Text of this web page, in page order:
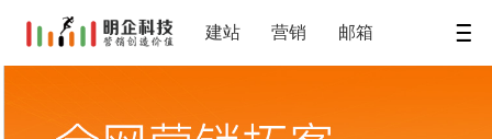
建站 营销 邮箱